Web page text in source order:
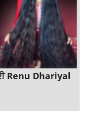
Renu Dhariyal